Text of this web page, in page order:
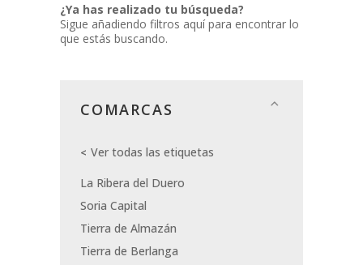
¿Ya has realizado tu búsqueda?
Sigue añadiendo filtros aquí para encontrar lo
que estás buscando.
COMARCAS
Ver todas las etiquetas
La Ribera del Duero
Soria Capital
Tierra de Almazán
Tierra de Berlanga